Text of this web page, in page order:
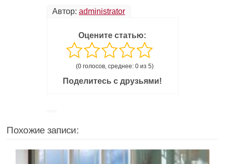
Автор: administrator
Оцените статью:
(0 голосов, среднее: 0 из 5)
Поделитесь с друзьями!
Похожие записи: